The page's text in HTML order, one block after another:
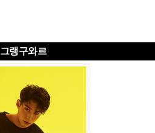
그랭구와르